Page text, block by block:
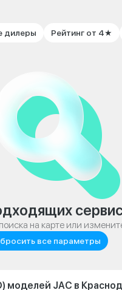
дилеры Рейтинг от 4★
на карте или
все параметры
моделей JAC в